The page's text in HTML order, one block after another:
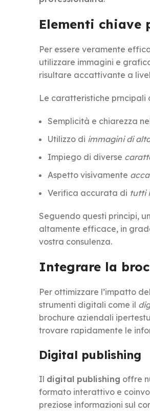
Elementi chiave
Per essere veramente
utilizzare immagini e
risultare accattivante a
Le caratteristiche prncipali
Semplicità e chiarezza
Utilizzo di immagini di
Impiego di diverse
Aspetto visivamente
Verifica accurata di tutti
Seguendo questi principi,
altamente efficace, in
vostra consulenza.
Integrare la
Per ottimizzare l’impatto
strumenti digitali come il
brochure aziendali
trovare rapidamente le
Digital publishing
Il digital publishing offre
formato interattivo e
preziose informazioni sul